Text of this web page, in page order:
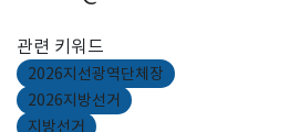
관련 키워드
2026지선광역단체장
2026지방선거
지방선거